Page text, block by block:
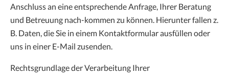
Anschluss an eine entsprechende Anfrage, Ihrer Beratung
und Betreuung nach-kommen zu können. Hierunter fallen z.
B. Daten, die Sie in einem Kontaktformular ausfüllen oder
uns in einer E-Mail zusenden.
Rechtsgrundlage der Verarbeitung Ihrer